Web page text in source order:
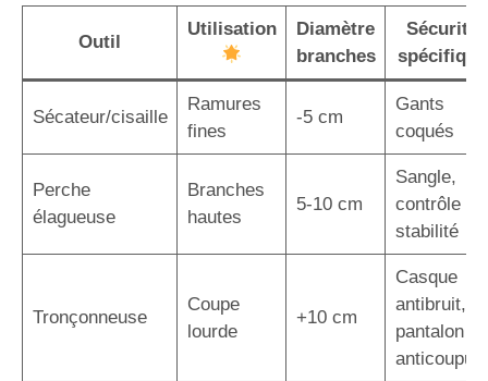
Outil
Utilisation
Diamètre
branches
Sécurité
spécifique
Sécateur/cisaille
Ramures
fines
-5 cm
Gants
coqués
Perche
élagueuse
Branches
hautes
5-10 cm
Sangle,
contrôle
stabilité
Tronçonneuse
Coupe
lourde
+10 cm
Casque
antibruit,
pantalon